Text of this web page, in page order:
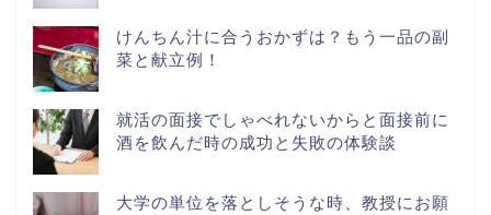
けんちん汁に合うおかずは？もう一品の副
菜と献立例！
就活の面接でしゃべれないからと面接前に
酒を飲んだ時の成功と失敗の体験談
大学の単位を落としそうな時、教授にお願